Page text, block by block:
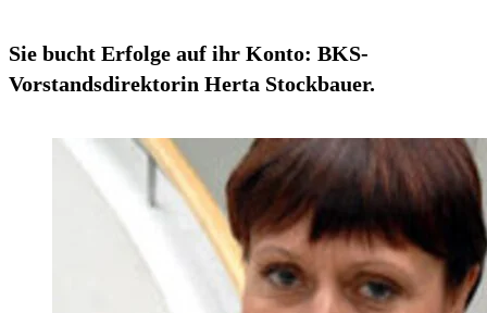
Sie bucht Erfolge auf ihr Konto: BKS-
Vorstandsdirektorin Herta Stockbauer.